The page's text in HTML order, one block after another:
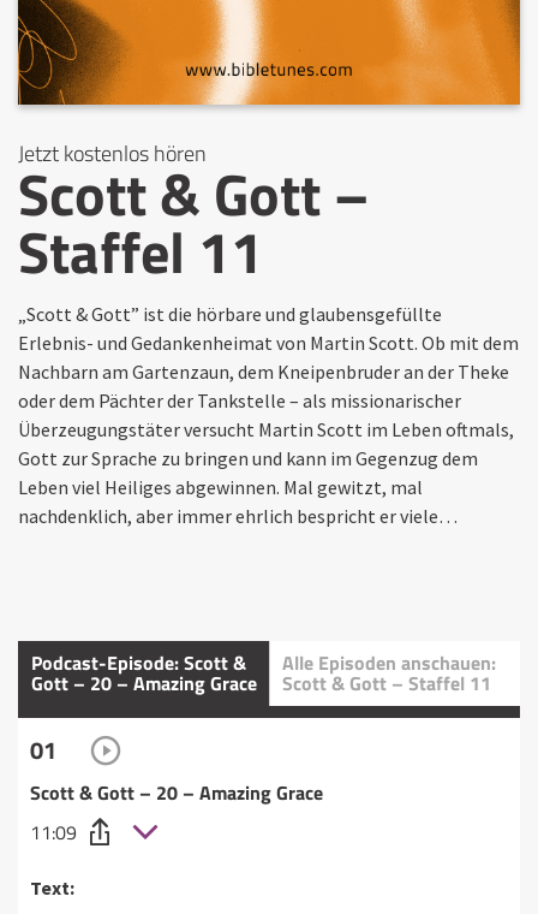
Jetzt kostenlos hören
Scott & Gott –
Staffel 11
„Scott & Gott” ist die hörbare und glaubensgefüllte
Erlebnis- und Gedankenheimat von Martin Scott. Ob mit dem
Nachbarn am Gartenzaun, dem Kneipenbruder an der Theke
oder dem Pächter der Tankstelle – als missionarischer
Überzeugungstäter versucht Martin Scott im Leben oftmals,
Gott zur Sprache zu bringen und kann im Gegenzug dem
Leben viel Heiliges abgewinnen. Mal gewitzt, mal
nachdenklich, aber immer ehrlich bespricht er viele…
Podcast-Episode: Scott &
Gott – 20 – Amazing Grace
Alle Episoden anschauen:
Scott & Gott – Staffel 11
01
Scott & Gott – 20 – Amazing Grace
11:09
Text: